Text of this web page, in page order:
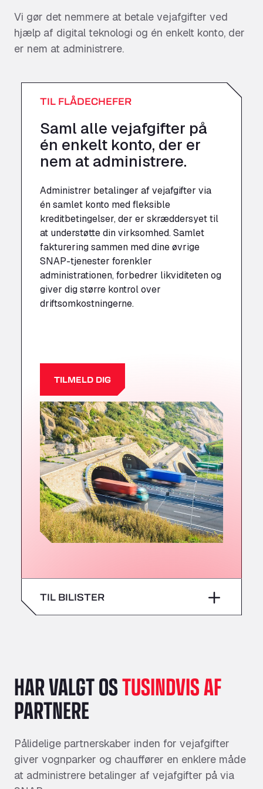
Vi gør det nemmere at betale vejafgifter ved
hjælp af digital teknologi og én enkelt konto, der
er nem at administrere.
TIL FLÅDECHEFER
Saml alle vejafgifter på
én enkelt konto, der er
nem at administrere.
Administrer betalinger af vejafgifter via
én samlet konto med fleksible
kreditbetingelser, der er skræddersyet til
at understøtte din virksomhed. Samlet
fakturering sammen med dine øvrige
SNAP-tjenester forenkler
administrationen, forbedrer likviditeten og
giver dig større kontrol over
driftsomkostningerne.
TILMELD DIG
TIL BILISTER
med SNAP, som giver dig en enkel måde
at betale for vejafgifter på uden behov for
separate konti eller betalingsmetoder.
din rejse og hjælper med at gøre hver
eneste passage enkel, præcis og nem at
administrere.
HAR VALGT OSTUSINDVIS AF
PARTNERE
Pålidelige partnerskaber inden for vejafgifter
giver vognparker og chauffører en enklere måde
at administrere betalinger af vejafgifter på via